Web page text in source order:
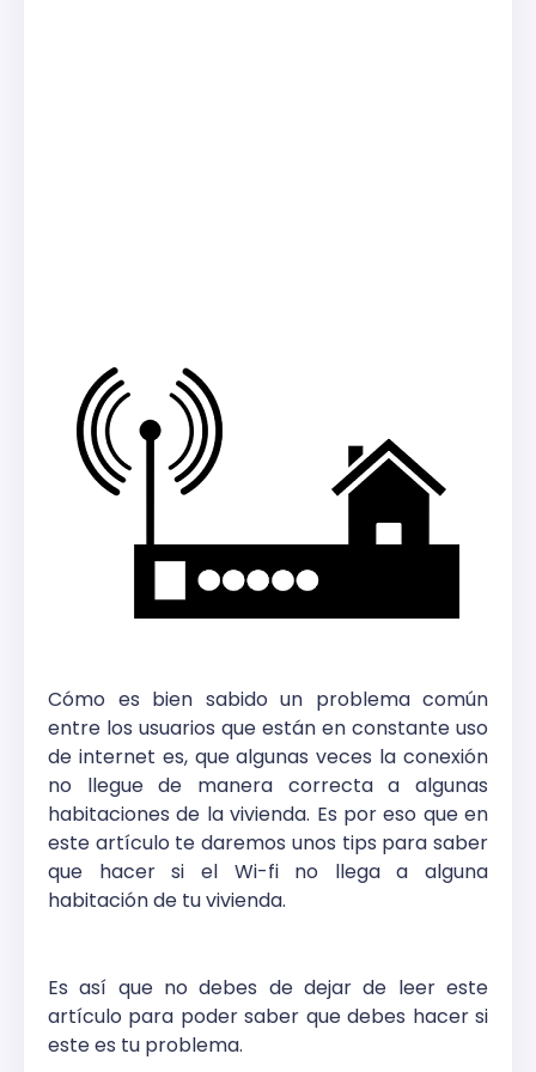
Cómo es bien sabido un problema común
entre los usuarios que están en constante uso
de internet es, que algunas veces la conexión
no llegue de manera correcta a algunas
habitaciones de la vivienda. Es por eso que en
este artículo te daremos unos tips para saber
que hacer si el Wi-fi no llega a alguna
habitación de tu vivienda.
Es así que no debes de dejar de leer este
artículo para poder saber que debes hacer si
este es tu problema.